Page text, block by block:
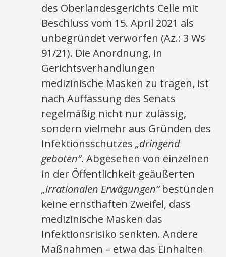
des Oberlandesgerichts Celle mit
Beschluss vom 15. April 2021 als
unbegründet verworfen (Az.: 3 Ws
91/21). Die Anordnung, in
Gerichtsverhandlungen
medizinische Masken zu tragen, ist
nach Auffassung des Senats
regelmäßig nicht nur zulässig,
sondern vielmehr aus Gründen des
Infektionsschutzes„dringend
geboten“. Abgesehen von einzelnen
in der Öffentlichkeit geäußerten
„irrationalen Erwägungen“bestünden
keine ernsthaften Zweifel, dass
medizinische Masken das
Infektionsrisiko senkten. Andere
Maßnahmen – etwa das Einhalten